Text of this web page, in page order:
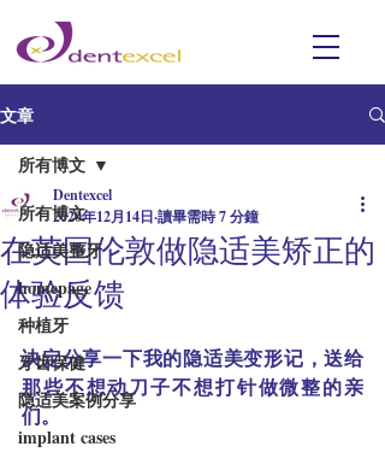
文章
所有博文
隐适美整牙
homepage
种植牙
牙齿保健
隐适美案例分享
implant cases
所有博文
在英国伦敦做隐适美矫正的
体验反馈
Dentexcel
2020年12月14日 讀畢需時 7 分鐘
决定分享一下我的隐适美变形记，送给
那些不想动刀子不想打针做微整的亲
们。